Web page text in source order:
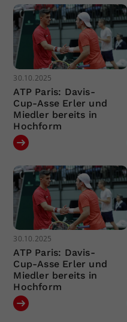
30.10.2025
ATP Paris: Davis-
Cup-Asse Erler und
Miedler bereits in
Hochform
30.10.2025
ATP Paris: Davis-
Cup-Asse Erler und
Miedler bereits in
Hochform